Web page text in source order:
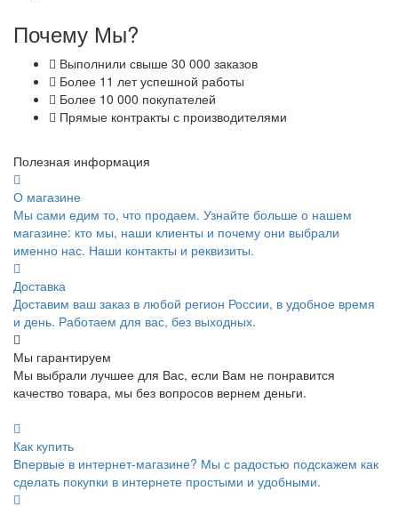
Почему Мы?
Выполнили свыше 30 000 заказов
Более 11 лет успешной работы
Более 10 000 покупателей
Прямые контракты с производителями
Полезная информация
О магазине
Мы сами едим то, что продаем. Узнайте больше о нашем
магазине: кто мы, наши клиенты и почему они выбрали
именно нас. Наши контакты и реквизиты.
Доставка
Доставим ваш заказ в любой регион России, в удобное время
и день. Работаем для вас, без выходных.
Мы гарантируем
Мы выбрали лучшее для Вас, если Вам не понравится
качество товара, мы без вопросов вернем деньги.
Как купить
Впервые в интернет-магазине? Мы с радостью подскажем как
сделать покупки в интернете простыми и удобными.